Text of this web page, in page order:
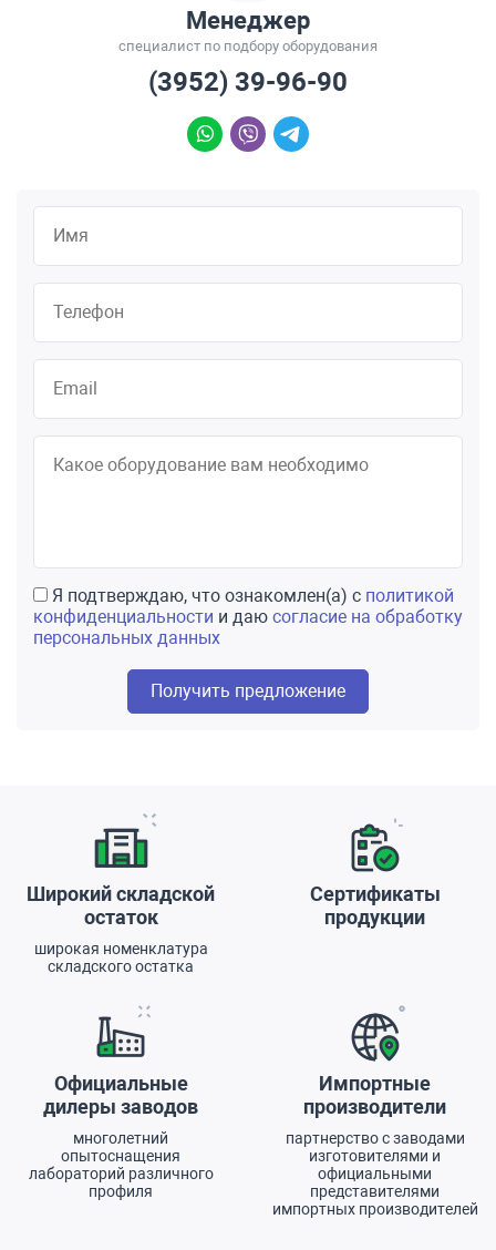
Менеджер
специалист по подбору оборудования
(3952) 39-96-90
Я подтверждаю, что ознакомлен(а) с политикой
конфиденциальности и даю согласие на обработку
персональных данных
Получить предложение
Преимущества
Широкий складской
остаток
широкая номенклатура
складского остатка
Сертификаты
продукции
Официальные
дилеры заводов
многолетний
опытоснащения
лабораторий различного
профиля
Импортные
производители
партнерство с заводами
изготовителями и
официальными
представителями
импортных производителей